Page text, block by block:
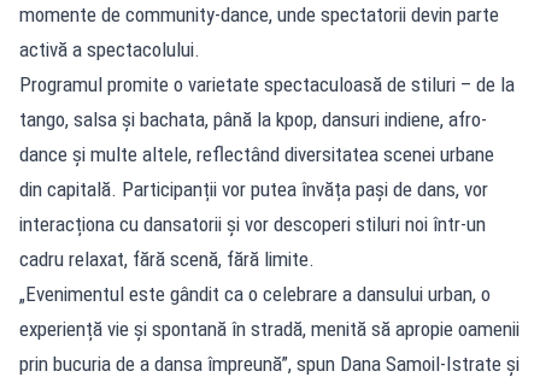
momente de community-dance, unde spectatorii devin parte
activă a spectacolului.
Programul promite o varietate spectaculoasă de stiluri – de la
tango, salsa și bachata, până la kpop, dansuri indiene, afro-
dance și multe altele, reflectând diversitatea scenei urbane
din capitală. Participanții vor putea învăța pași de dans, vor
interacționa cu dansatorii și vor descoperi stiluri noi într-un
cadru relaxat, fără scenă, fără limite.
„Evenimentul este gândit ca o celebrare a dansului urban, o
experiență vie și spontană în stradă, menită să apropie oamenii
prin bucuria de a dansa împreună”, spun Dana Samoil-Istrate și